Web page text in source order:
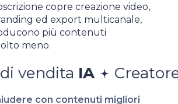
copre creazione video,
ed export multicanale,
più contenuti
meno.
IA Creatore di
con contenuti migliori